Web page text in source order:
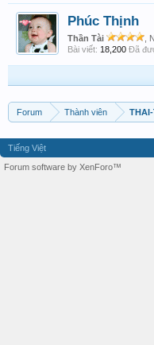
Phúc Thịnh
Thần Tài ,
Bài viết: 18,200 Đã
Forum Thành viên
Tiếng Việt
Forum software by XenForo™